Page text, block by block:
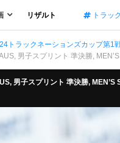
リザルト トラッ
トラックネーションズカップ第1
男子スプリント 準決勝,
男子スプリント 準決勝,